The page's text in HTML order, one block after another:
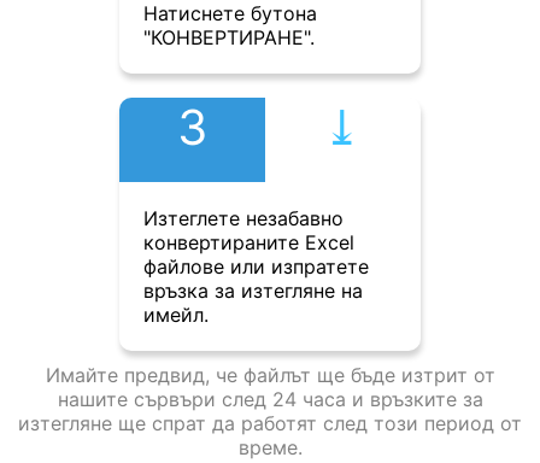
Натиснете бутона
"КОНВЕРТИРАНЕ".
3 ⤓︎
Изтеглете незабавно
конвертираните Excel
файлове или изпратете
връзка за изтегляне на
имейл.
Имайте предвид, че файлът ще бъде изтрит от
нашите сървъри след 24 часа и връзките за
изтегляне ще спрат да работят след този период от
време.